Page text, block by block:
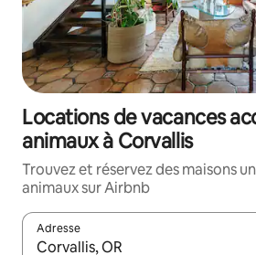
Locations de vacances
animaux à Corvallis
Trouvez et réservez des maisons
animaux sur Airbnb
Adresse
Lorsque les résultats s'affichent,